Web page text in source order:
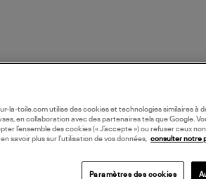
la-toile.com utilise des cookies et technologies similaires à
en collaboration avec des partenaires tels que Google.
l’ensemble des cookies (« J’accepte ») ou refuser ceux
en savoir plus sur l’utilisation de vos données, consulter notre
Paramètres des cookies